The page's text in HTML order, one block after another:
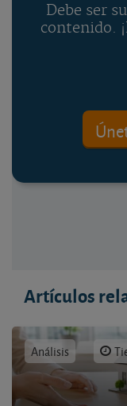
Debe ser
contenido.
Artículos
Análisis